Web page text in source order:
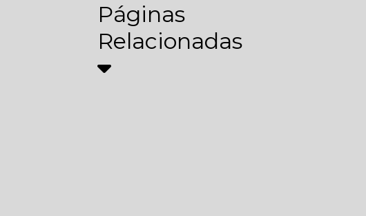
Páginas
Relacionadas